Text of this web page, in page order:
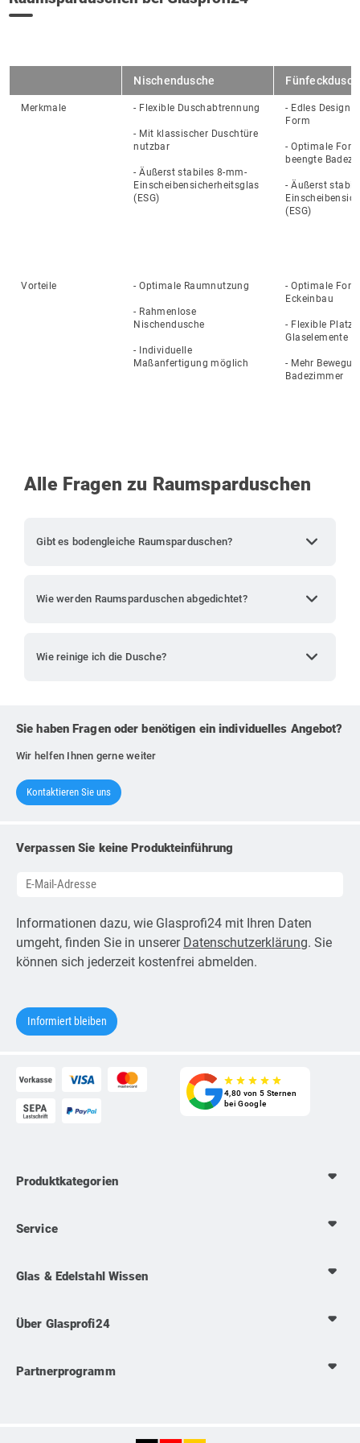
Nischendusche
Merkmale - Flexible Duschabtrennung
- Mit klassischer Duschtüre
nutzbar
- Äußerst stabiles 8-mm-
Einscheibensicherheitsglas
(ESG)
- Edles Design
Form
- Optimale
beengte
- Äußerst
(ESG)
Vorteile - Optimale Raumnutzung
- Rahmenlose
Nischendusche
- Individuelle
Maßanfertigung möglich
- Optimale
Eckeinbau
- Flexible
Glaselemente
- Mehr
Badezimmer
Alle Fragen zu Raumsparduschen
Gibt es bodengleiche Raumsparduschen? expand_more
Wie werden Raumsparduschen abgedichtet? expand_more
Wie reinige ich die Dusche? expand_more
Sie haben Fragen oder benötigen ein individuelles Angebot?
Wir helfen Ihnen gerne weiter
Kontaktieren Sie uns
Verpassen Sie keine Produkteinführung
Informationen dazu, wie Glasprofi24 mit Ihren Daten
umgeht, finden Sie in unserer Datenschutzerklärung. Sie
können sich jederzeit kostenfrei abmelden.
star_rate star_rate star_rate star_rate star_rate
4,80 von 5 Sternen
bei Google
Produktkategorien
Service
Glas & Edelstahl Wissen
Über Glasprofi24
Partnerprogramm